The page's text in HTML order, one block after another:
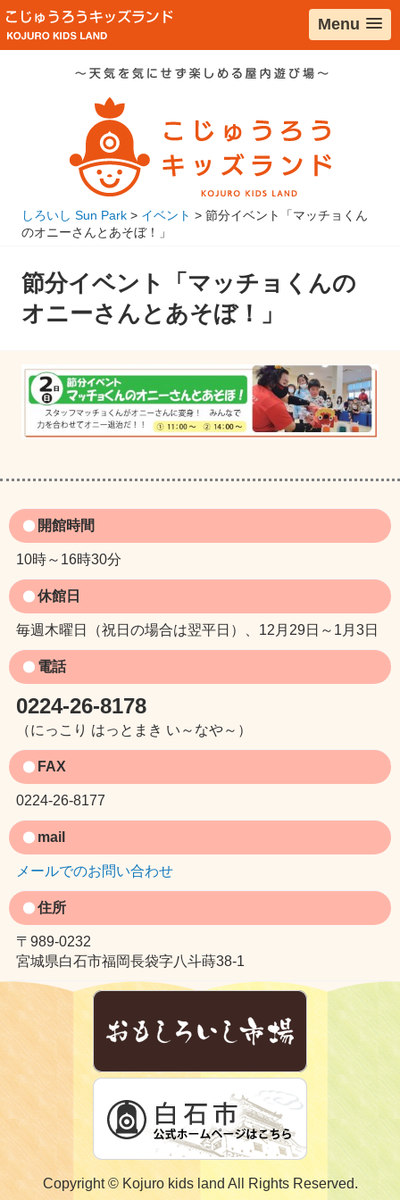
Menu
コ
ン
テ
しろいし Sun Park > イベント > 節分イベント「マッチョくん
のオニーさんとあそぼ！」
節分イベント「マッチョくんの
オニーさんとあそぼ！」
開館時間
10時～16時30分
休館日
毎週木曜日（祝日の場合は翌平日）、12月29日～1月3日
電話
0224-26-8178
（にっこり はっとまき い～なや～）
FAX
0224-26-8177
mail
メールでのお問い合わせ
住所
〒989-0232
宮城県白石市福岡長袋字八斗蒔38-1
Copyright © Kojuro kids land All Rights Reserved.